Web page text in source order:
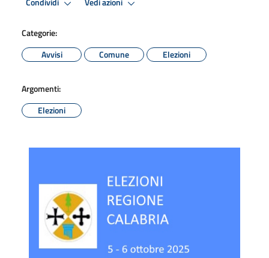
Categorie:
Avvisi
Comune Elezioni
Argomenti:
Elezioni